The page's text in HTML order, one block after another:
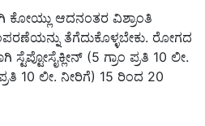
ಕೋಯ್ಲು ಆದನಂತರ ವಿಶ್ರಾಂತಿ
ತೆಗೆದುಕೊಳ್ಳಬೇಕು. ರೋಗದ
(5 ಗ್ರಾಂ ಪ್ರತಿ 10 ಲೀ.
10 ಲೀ. ನೀರಿಗೆ) 15 ರಿಂದ 20